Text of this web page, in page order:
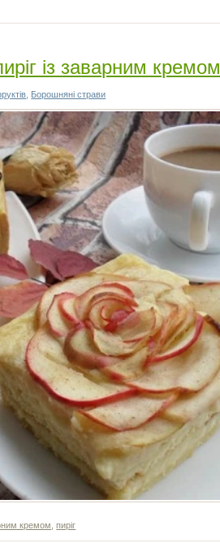
із заварним кремом
Борошняні страви
кремом ,пиріг